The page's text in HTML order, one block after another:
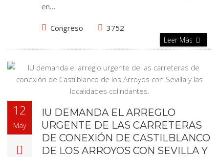
en…
Congreso 3752
Leer Más
12
May
IU DEMANDA EL ARREGLO
URGENTE DE LAS CARRETERAS
DE CONEXIÓN DE CASTILBLANCO
DE LOS ARROYOS CON SEVILLA Y